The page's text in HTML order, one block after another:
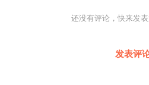
还没有评论，快来发表
发表评